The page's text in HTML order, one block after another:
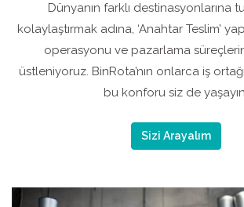
Dünyanın farklı destinasyonlarına
kolaylaştırmak adına, ‘Anahtar Teslim’
operasyonu ve pazarlama
üstleniyoruz. BinRota’nın onlarca iş
bu konforu siz de
Sizi Arayalım